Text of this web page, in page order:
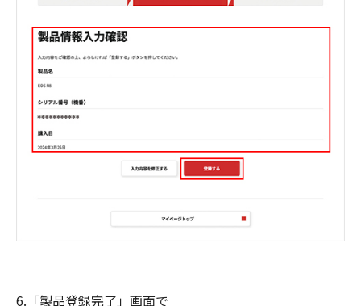
6.「製品登録完了」画面で